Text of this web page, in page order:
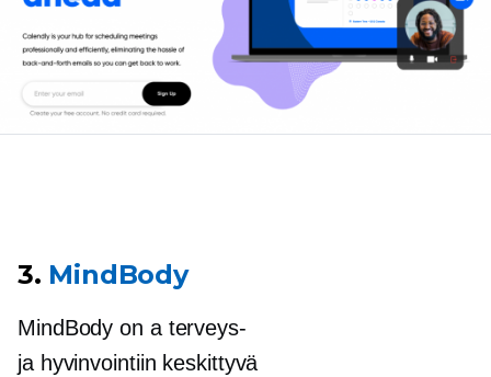
3. MindBody
MindBody on a terveys-
ja hyvinvointiin keskittyvä